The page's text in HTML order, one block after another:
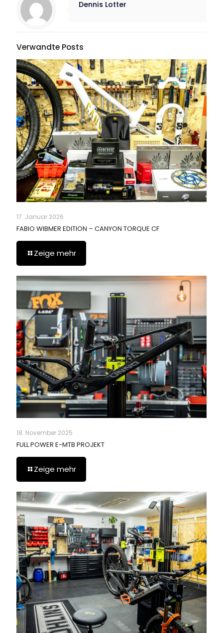
Dennis Lotter
Verwandte Posts
17. Januar 2026
FABIO WIBMER EDITION – CANYON TORQUE CF
Zeige mehr
18. November 2025
FULL POWER E-MTB PROJEKT
Zeige mehr